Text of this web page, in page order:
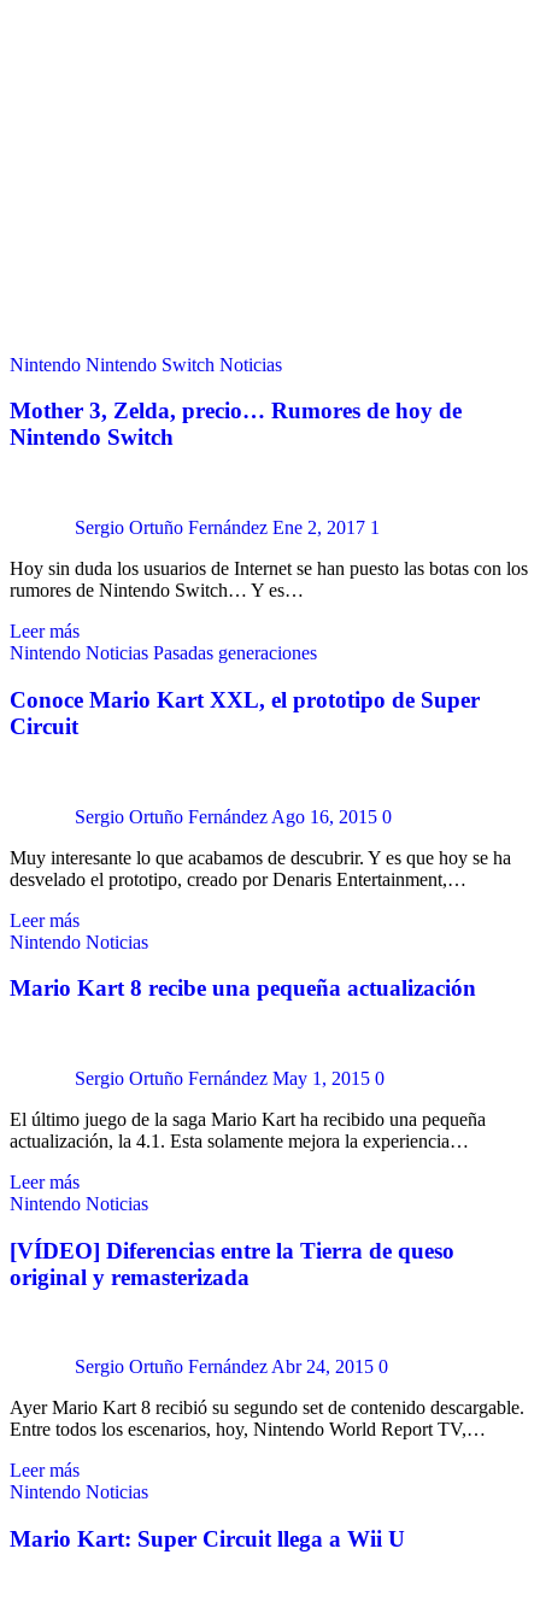
Nintendo Nintendo Switch Noticias
Mother 3, Zelda, precio… Rumores de hoy de
Nintendo Switch
Sergio Ortuño Fernández Ene 2, 2017 1
Hoy sin duda los usuarios de Internet se han puesto las botas con los
rumores de Nintendo Switch… Y es…
Leer más
Nintendo Noticias Pasadas generaciones
Conoce Mario Kart XXL, el prototipo de Super
Circuit
Sergio Ortuño Fernández Ago 16, 2015 0
Muy interesante lo que acabamos de descubrir. Y es que hoy se ha
desvelado el prototipo, creado por Denaris Entertainment,…
Leer más
Nintendo Noticias
Mario Kart 8 recibe una pequeña actualización
Sergio Ortuño Fernández May 1, 2015 0
El último juego de la saga Mario Kart ha recibido una pequeña
actualización, la 4.1. Esta solamente mejora la experiencia…
Leer más
Nintendo Noticias
[VÍDEO] Diferencias entre la Tierra de queso
original y remasterizada
Sergio Ortuño FernándezAbr 24, 2015 0
Ayer Mario Kart 8 recibió su segundo set de contenido descargable.
Entre todos los escenarios, hoy, Nintendo World Report TV,…
Leer más
Nintendo Noticias
Mario Kart: Super Circuit llega a Wii U